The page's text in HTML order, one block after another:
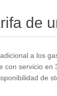
de
a los
con servicio en
de